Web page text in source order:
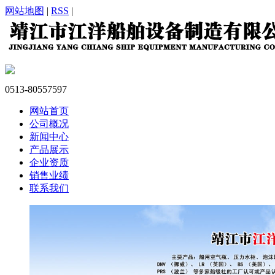
网站地图 | RSS |
0513-80557597
网站首页
公司概况
新闻中心
产品展示
企业资质
销售业绩
联系我们